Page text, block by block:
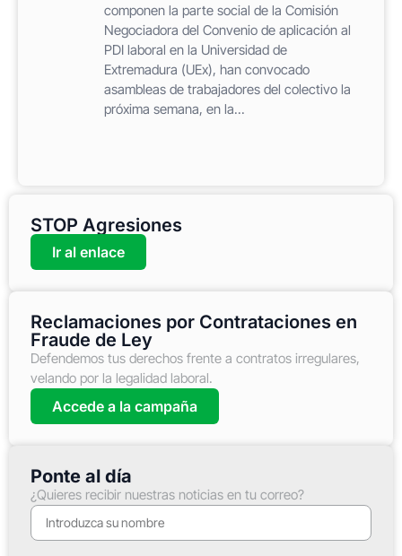
componen la parte social de la Comisión
Negociadora del Convenio de aplicación al
PDI laboral en la Universidad de
Extremadura (UEx), han convocado
asambleas de trabajadores del colectivo la
próxima semana, en la...
STOP Agresiones
Ir al enlace
Reclamaciones por Contrataciones en
Fraude de Ley
Defendemos tus derechos frente a contratos irregulares,
velando por la legalidad laboral.
Accede a la campaña
Ponte al día
¿Quieres recibir nuestras noticias en tu correo?